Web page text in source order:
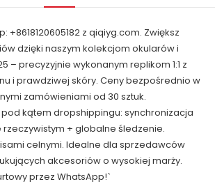
+8618120605182 z qiqiyg.com. Zwiększ
dzięki naszym kolekcjom okularów i
– precyzyjnie wykonanym replikom 1:1 z
i prawdziwej skóry. Ceny bezpośrednio w
zamówieniami od 30 sztuk.
kątem dropshippingu: synchronizacja
+ globalne śledzenie.
celnymi. Idealne dla sprzedawców
akcesoriów o wysokiej marży.
przez WhatsApp!`